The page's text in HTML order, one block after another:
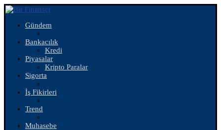
Gündem
Bankacılık
Kredi
Piyasalar
Kripto Paralar
Sigorta
İş Fikirleri
Trend
Muhasebe